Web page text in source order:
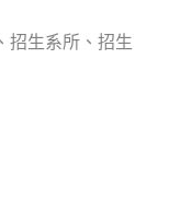
生系所、招生